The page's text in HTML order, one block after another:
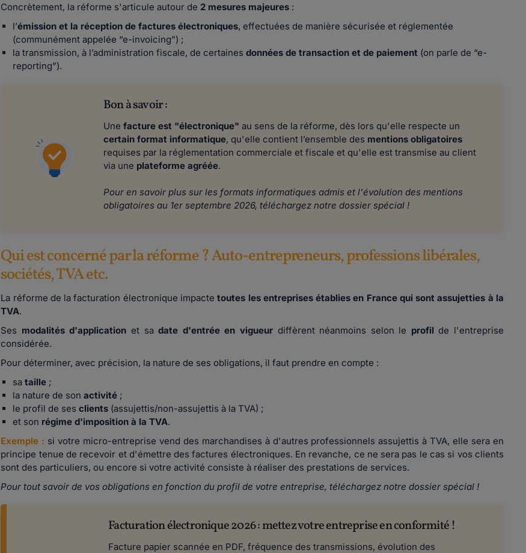
Concrètement, la réforme s'articule autour de 2 mesures majeures :
l’émission et la réception de factures électroniques, effectuées de manière sécurisée et réglementée
(communément appelée “e-invoicing”) ;
la transmission, à l’administration fiscale, de certaines données de transaction et de paiement (on parle de “e-
reporting”).
Bon à savoir :
Une facture est "électronique" au sens de la réforme, dès lors qu'elle respecte un
certain format informatique, qu'elle contient l’ensemble des mentions obligatoires
requises par la réglementation commerciale et fiscale et qu'elle est transmise au client
via une plateforme agréée.
Pour en savoir plus sur les formats informatiques admis et l'évolution des mentions
obligatoires au 1er septembre 2026, téléchargez notre dossier spécial !
Qui est concerné par la réforme ? Auto-entrepreneurs, professions libérales,
sociétés, TVA etc.
La réforme de la facturation électronique impactetoutes les entreprises établies en France qui sont assujetties à la
TVA.
Ses modalités d'application et sadate d'entrée en vigueurdiffèrent néanmoins selon le profil de l'entreprise
considérée.
Pour déterminer, avec précision, la nature de ses obligations, il faut prendre en compte :
sataille ;
la nature de sonactivité ;
le profil de sesclients (assujettis/non-assujettis à la TVA) ;
et son régime d'imposition à la TVA.
Exemple : si votre micro-entreprise vend des marchandises à d'autres professionnels assujettis à TVA, elle sera en
principe tenue de recevoir et d'émettre des factures électroniques. En revanche, ce ne sera pas le cas si vos clients
sont des particuliers, ou encore si votre activité consiste à réaliser des prestations de services.
Pour tout savoir de vos obligations en fonction du profil de votre entreprise, téléchargez notre dossier spécial !
Facturation électronique 2026 : mettez votre entreprise en conformité !
Facture papier scannée en PDF, fréquence des transmissions, évolution des